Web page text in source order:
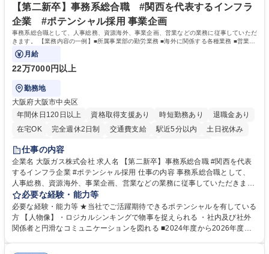
ます。 学歴・資格 学歴：大学院 大学 高専 短大 専修学校 高校 語学力：
資格：
【第二新卒】事務系総合職 #関西を代表するインフラ
企業 #ポテンシャル採用 事業企画
事務系総合職として、人事総務、資源海外、事業企画、営業などの業務に従事していただ
きます。 【業務内容の一例】■所属事業部の勤労業務 ■海外に関係する各種業務 ■営業部
門の企画スタッフ、ルート営業
月給
22万7000円以上
勤務地
大阪府大阪市中央区
年間休日120日以上
資格取得支援あり 時短勤務あり
退職金あり
在宅OK
完全週休2日制 交通費支給 駅近5分以内
土日祝休み
服装自由
第二新卒歓迎
仕事の内容
企業名 大阪ガス株式会社 求人名 【第二新卒】事務系総合職 #関西を代表
するインフラ企業 #ポテンシャル採用 仕事の内容 事務系総合職として、
人事総務、資源海外、事業企画、営業などの業務に従事していただきま
す。 【業務内容の一例】■所属事業部の勤労業務 ■海外に関係する各種業
務 ■営業部門の企画スタッフ、ルート営業 【キャリアパス】入社後の配属
ポジションで一定期間ご活躍頂いた後、本人の適性及び将来のキャリアを
鑑みてジョブローテーションを行います。 【育成】OJTでの現場育成や研
必要な経験・能力等
必要な経験・能力等 ★当社でご活躍期待できるポテンシャルを有している
方 【人物像】・ロジカルシンキングで物事を捉えられる ・社内及び社外
関係者と円滑なコミュニケーションを図れる ■2024年度から2026年度ま